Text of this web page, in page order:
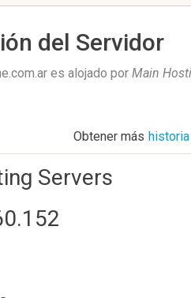
del Servidor
es alojado por Main
Obtener más
Servers